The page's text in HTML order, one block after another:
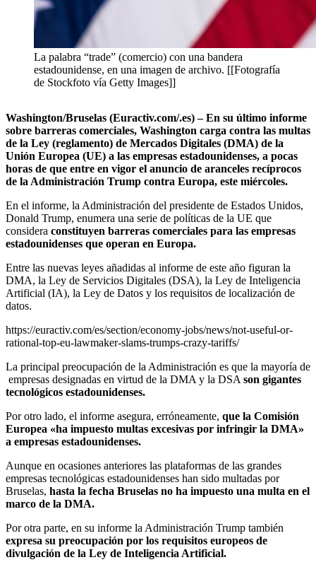
La palabra “trade” (comercio) con una bandera
estadounidense, en una imagen de archivo. [[Fotografía
de Stockfoto vía Getty Images]]
Washington/Bruselas (Euractiv.com/.es) – En su último informe
sobre barreras comerciales, Washington carga contra las multas
de la Ley (reglamento) de Mercados Digitales (DMA) de la
Unión Europea (UE) a las empresas estadounidenses, a pocas
horas de que entre en vigor el anuncio de aranceles recíprocos
de la Administración Trump contra Europa, este miércoles.
En el informe, la Administración del presidente de Estados Unidos,
Donald Trump, enumera una serie de políticas de la UE que
considera constituyen barreras comerciales para las empresas
estadounidenses que operan en Europa.
Entre las nuevas leyes añadidas al informe de este año figuran la
DMA, la Ley de Servicios Digitales (DSA), la Ley de Inteligencia
Artificial (IA), la Ley de Datos y los requisitos de localización de
datos.
https://euractiv.com/es/section/economy-jobs/news/not-useful-or-
rational-top-eu-lawmaker-slams-trumps-crazy-tariffs/
La principal preocupación de la Administración es que la mayoría de
empresas designadas en virtud de la DMA y la DSA son gigantes
tecnológicos estadounidenses.
Por otro lado, el informe asegura, erróneamente, que la Comisión
Europea «ha impuesto multas excesivas por infringir la DMA»
a empresas estadounidenses.
Aunque en ocasiones anteriores las plataformas de las grandes
empresas tecnológicas estadounidenses han sido multadas por
Bruselas, hasta la fecha Bruselas no ha impuesto una multa en el
marco de la DMA.
Por otra parte, en su informe la Administración Trump también
expresa su preocupación por los requisitos europeos de
divulgación de la Ley de Inteligencia Artificial.